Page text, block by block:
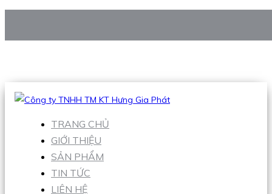
Hotline:0938 906 663
TRANG CHỦ
GIỚI THIỆU
SẢN PHẨM
TIN TỨC
LIÊN HỆ